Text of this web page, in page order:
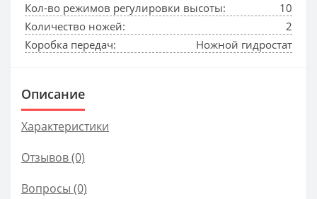
Кол-во режимов регулировки высоты:
10
Количество ножей:
2
Коробка передач:
Ножной гидростат
Описание
Характеристики
Отзывов (0)
Вопросы (0)